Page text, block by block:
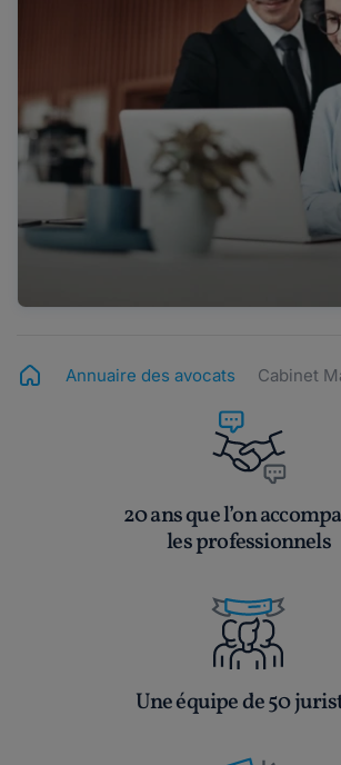
Annuaire des avocats Cabinet
20 ans que l’on
les professionnels
Une équipe de 50